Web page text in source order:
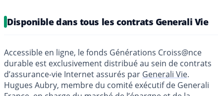
Disponible dans tous les contrats Generali Vie
Accessible en ligne, le fonds Générations Croiss@nce
durable est exclusivement distribué au sein de contrats
d’assurance-vie Internet assurés par Generali Vie.
Hugues Aubry, membre du comité exécutif de Generali